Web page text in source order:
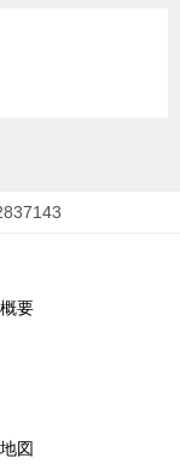
要
図